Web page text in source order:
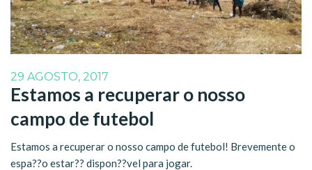
29 AGOSTO, 2017
Estamos a recuperar o nosso
campo de futebol
Estamos a recuperar o nosso campo de futebol! Brevemente o
espa??o estar?? dispon??vel para jogar.